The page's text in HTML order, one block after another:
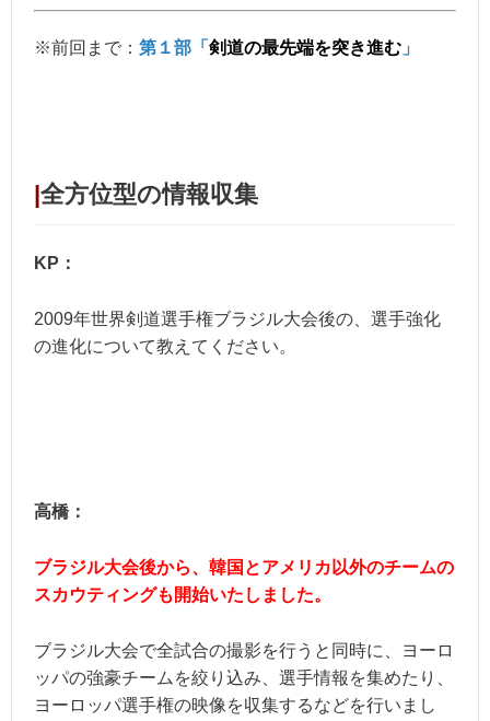
※前回まで： 第 １部「 剣道の最先端を突き進む 」
|全方位型の情報収集
KP：
2009年世界剣道選手権ブラジル大会後の、選手強化
の進化について教えてください。
高橋：
ブラジル大会後から、韓国とアメリカ以外のチームの
スカウティングも開始いたしました。
ブラジル大会で全試合の撮影を行うと同時に、ヨーロ
ッパの強豪チームを絞り込み、選手情報を集めたり、
ヨーロッパ選手権の映像を収集するなどを行いまし